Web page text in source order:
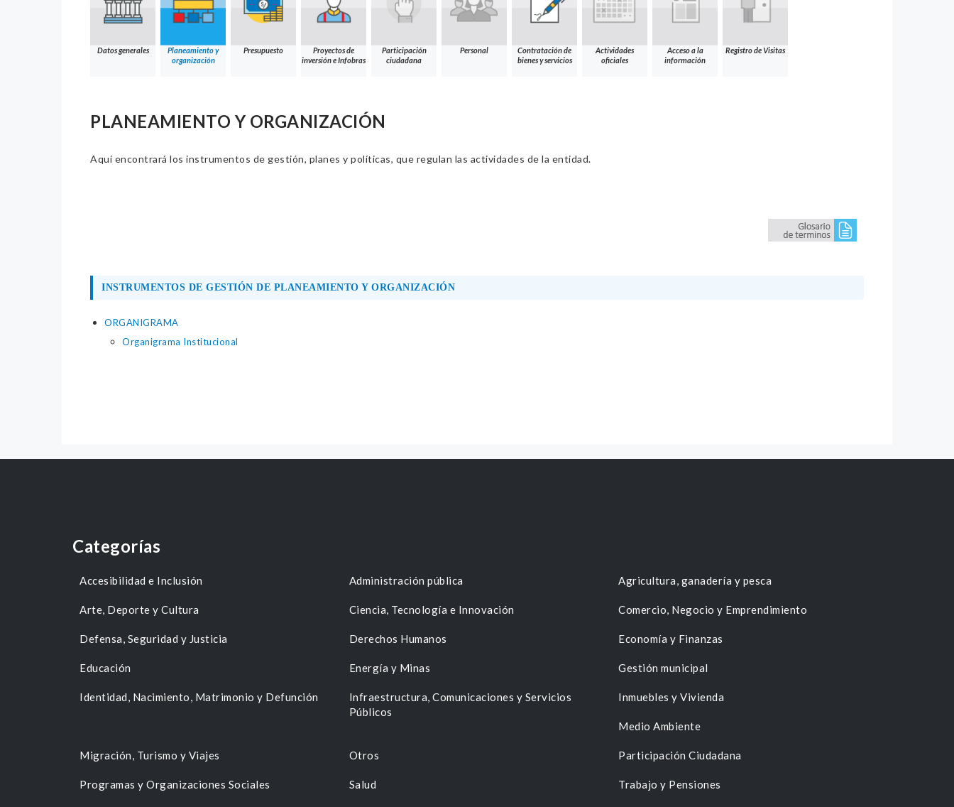
Datos generales
Planeamiento y
organización
Presupuesto
Proyectos de
inversión e Infobras
Participación
ciudadana
Personal
Contratación de
bienes y servicios
Actividades
oficiales
Acceso a la
información
Registro de Visitas
PLANEAMIENTO Y ORGANIZACIÓN
Aquí encontrará los instrumentos de gestión, planes y políticas, que regulan las actividades de la entidad.
INSTRUMENTOS DE GESTIÓN DE PLANEAMIENTO Y ORGANIZACIÓN
ORGANIGRAMA
Organigrama Institucional
Categorías
Accesibilidad e Inclusión Administración pública Agricultura, ganadería y pesca
Arte, Deporte y Cultura Ciencia, Tecnología e Innovación Comercio, Negocio y Emprendimiento
Defensa, Seguridad y Justicia Derechos Humanos Economía y Finanzas
Educación Energía y Minas Gestión municipal
Identidad, Nacimiento, Matrimonio y Defunción
Infraestructura, Comunicaciones y Servicios
Públicos
Inmuebles y Vivienda
Medio Ambiente
Migración, Turismo y Viajes Otros Participación Ciudadana
Programas y Organizaciones Sociales Salud Trabajo y Pensiones